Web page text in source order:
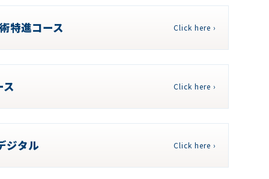
特進コース Click here ›
Click here ›
ジタル Click here ›